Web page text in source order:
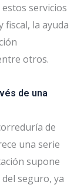
servicios
fiscal, la ayuda
otros.
de una
de
una serie
supone
seguro, ya